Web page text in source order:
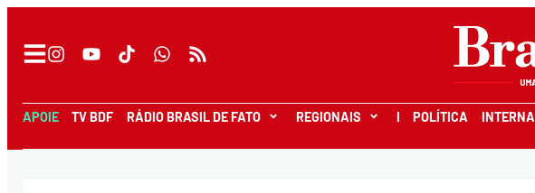
APOIE TV BDF RÁDIO BRASIL DE FATO REGIONAIS I POLÍTICA